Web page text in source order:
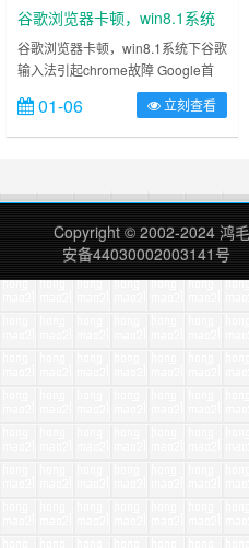
谷歌浏览器卡顿，win8.1系统
下谷歌输入法引起chrome故障
谷歌浏览器卡顿，win8.1系统下谷歌
输入法引起chrome故障 Google首
页，logo图标鼠标右键，选择另存
为，然后当前界面一顿，就好似该弹
出的没弹出一样。然后所有标签都是
好重新启动一个新的chrome页面。
然后再切回来，这时另存为对话框完
美出现。一切正常。再重复问题依
旧…… 其实，如果不……
01-06 立刻查看
Copyright © 2002-2024 鸿
安备44030002003141号